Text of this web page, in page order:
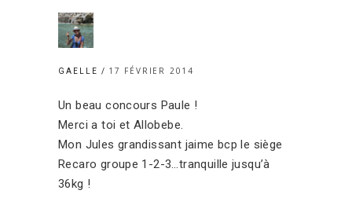
GAELLE 17 FÉVRIER 2014
Un beau concours Paule !
Merci a toi et Allobebe.
Mon Jules grandissant jaime bcp le siège
Recaro groupe 1-2-3…tranquille jusqu’à
36kg !